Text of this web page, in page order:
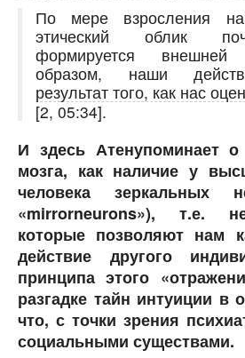
По мере взросления
этический облик
формируется
образом, наши
результат того, как нас
[2, 05:34].
И здесь Атенупоминает о
мозга, как наличие у
человека зеркальных
«mirrorneurons»), т.е.
которые позволяют нам
действие другого
принципа этого
разгадке тайн интуиции в
что, с точки зрения
социальными существами.